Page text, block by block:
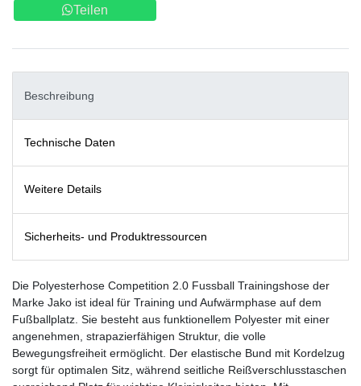
Teilen
Beschreibung
Technische Daten
Weitere Details
Sicherheits- und Produktressourcen
Die Polyesterhose Competition 2.0 Fussball Trainingshose der
Marke Jako ist ideal für Training und Aufwärmphase auf dem
Fußballplatz. Sie besteht aus funktionellem Polyester mit einer
angenehmen, strapazierfähigen Struktur, die volle
Bewegungsfreiheit ermöglicht. Der elastische Bund mit Kordelzug
sorgt für optimalen Sitz, während seitliche Reißverschlusstaschen